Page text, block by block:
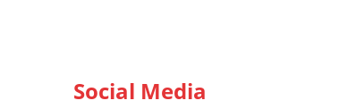
Social Media